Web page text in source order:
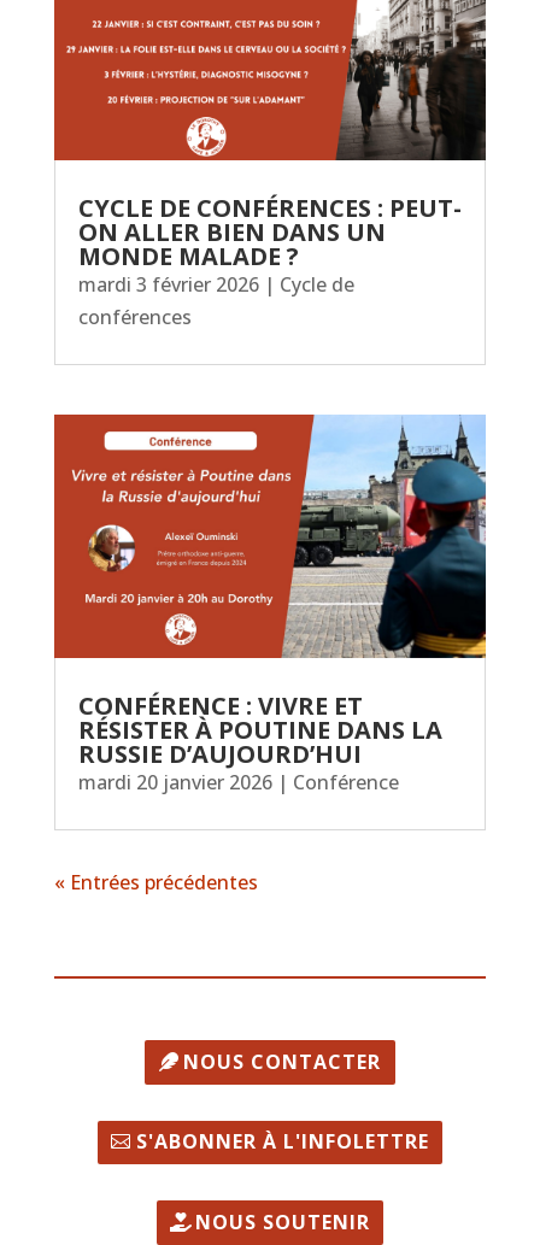
CYCLE DE CONFÉRENCES : PEUT-
ON ALLER BIEN DANS UN
MONDE MALADE ?
mardi 3 février 2026| Cycle de
conférences
CONFÉRENCE : VIVRE ET
RÉSISTER À POUTINE DANS LA
RUSSIE D’AUJOURD’HUI
mardi 20 janvier 2026| Conférence
« Entrées précédentes
NOUS CONTACTER
S'ABONNER À L'INFOLETTRE
NOUS SOUTENIR